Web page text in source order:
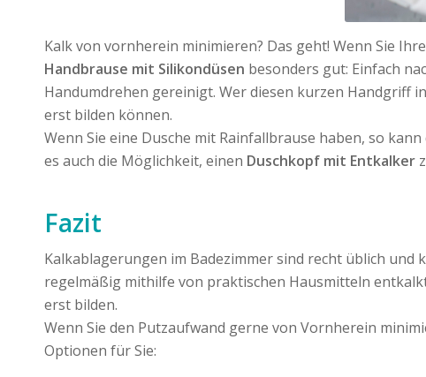
Kalk von vornherein minimieren? Das geht! Wenn Sie
Handbrause mit Silikondüsen besonders gut: Einfach
Handumdrehen gereinigt. Wer diesen kurzen Handgriff
erst bilden können.
Wenn Sie eine Dusche mit Rainfallbrause haben, so
es auch die Möglichkeit, einen Duschkopf mit Entkalker
Fazit
Kalkablagerungen im Badezimmer sind recht üblich
regelmäßig mithilfe von praktischen Hausmitteln
erst bilden.
Wenn Sie den Putzaufwand gerne von Vornherein
Optionen für Sie: